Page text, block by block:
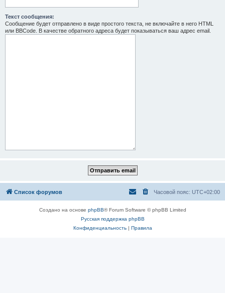
Текст сообщения:
Сообщение будет отправлено в виде простого текста, не включайте в него HTML
или BBCode. В качестве обратного адреса будет показываться ваш адрес email.
Список форумов Часовой пояс: UTC+02:00
Создано на основе phpBB® Forum Software © phpBB Limited
Русская поддержка phpBB
Конфиденциальность| Правила